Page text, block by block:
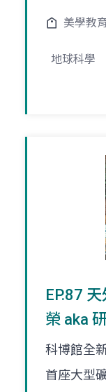
美學教
地球科學
EP.87
榮 aka
科博館全
首座大型